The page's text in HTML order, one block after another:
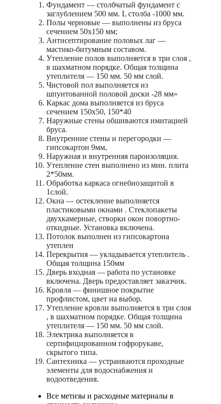
Фундамент — столбчатый фундамент с
заглублением 500 мм. L столба -1000 мм.
Полы черновые — выполнены из бруса
сечением 50х150 мм;
Антисептирование половых лаг —
мастико-битумным составом.
Утепление полов выполняется в три слоя ,
в шахматном порядке. Общая толщина
утеплителя — 150 мм. 50 мм слой.
Чистовой пол выполняется из
шпунтованной половой доски -28 мм»
Каркас дома выполняется из бруса
сечением 150х50, 150*40
Наружные стены обшиваются имитацией
бруса.
Внутренние стены и перегородки —
гипсокартон 9мм,
Наружная и внутренняя пароизоляция.
Утепление стен выполнено из мин. плита
2*50мм.
Обработка каркаса огнебиозащитой в
1слой.
Окна — остекление выполняется
пластиковыми окнами . Стеклопакеты
двухкамерные, створки окон повортно-
откидные. Установка включена.
Потолок выполнен из гипсокартона
утеплен
Перекрытия — укладывается утеплитель .
Общая толщина 150мм
Дверь входная — работа по установке
включена. Дверь предоставляет заказчик.
Кровля — финишное покрытие
профлистом, цвет на выбор.
Утепление кровли выполняется в три слоя
, в шахматном порядке. Общая толщина
утеплителя — 150 мм. 50 мм слой.
Электрика выполняется в
сертифицированном гофрорукаве,
скрытого типа.
Сантехника — устраиваются проходные
элементы для водоснабжения и
водоотведения.
Все метизы и расходные материалы в